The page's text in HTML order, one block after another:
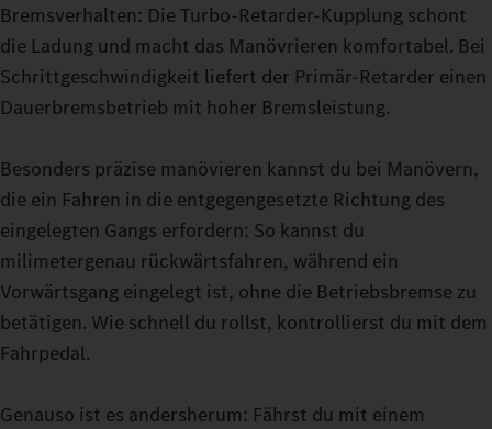
Erholsame Pausen auch auf anstrengenden Touren: Mit dem
Fahrerhaus GigaSpace und dem Fahrerhaus BigSpace kannst du
Zuschaltbare Fahrmodi machen es dir einfacher, deinen
oder unter hoher Last in anspruchsvollem Terrain: Stell deinen
Actros L bis 500 t während der Fahrt genau auf den Modus ein,
den deine aktuelle Fahrt erfordert. Mit ECO, HEAVY oder
MANUAL stehen dir dafür drei Optionen zur Verfügung.
Feinfühlige Manöver gelingen dir dank der Turbo-Retarder-
Kupplung im Rangiermodus: Denn mit konstantem Vortrieb
kannst du auch bei sehr schweren Lasten nahezu ohne
Bremsverhalten: Die Turbo-Retarder-Kupplung schont
die Ladung und macht das Manövrieren komfortabel. Bei
Schrittgeschwindigkeit liefert der Primär-Retarder einen
Dauerbremsbetrieb mit hoher Bremsleistung.
Besonders präzise manövieren kannst du bei Manövern,
die ein Fahren in die entgegengesetzte Richtung des
eingelegten Gangs erfordern: So kannst du
milimetergenau rückwärtsfahren, während ein
Vorwärtsgang eingelegt ist, ohne die Betriebsbremse zu
betätigen. Wie schnell du rollst, kontrollierst du mit dem
Fahrpedal.
Genauso ist es andersherum: Fährst du mit einem